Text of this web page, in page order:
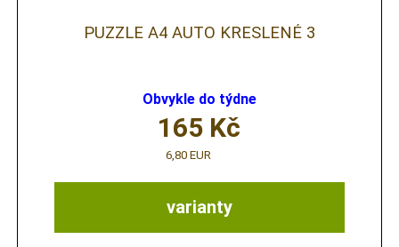
PUZZLE A4 AUTO KRESLENÉ 3
Obvykle do týdne
varianty
165 Kč
6,80 EUR